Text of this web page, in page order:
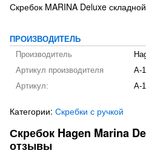
Скребок MARINA Deluxe складной
ПРОИЗВОДИТЕЛЬ
Производитель
Артикул производителя
A-
Артикул:
A-
Категории: Скребки с ручкой
Скребок Hagen Marina
отзывы